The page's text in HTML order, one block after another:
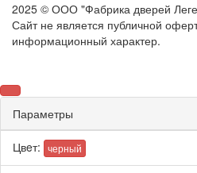
2025 © ООО "Фабрика дверей
Сайт не является публичной
информационный характер.
Параметры
Цвeт: черный